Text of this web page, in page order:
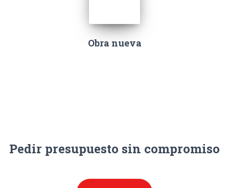
Obra nueva
Pedir presupuesto sin compromiso